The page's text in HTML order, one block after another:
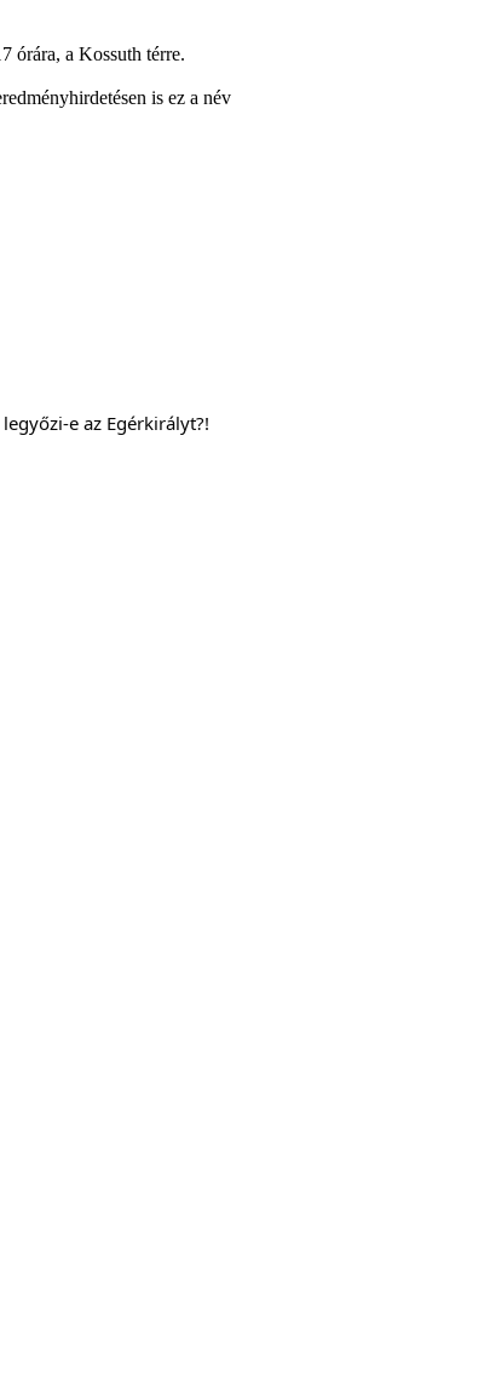
órára, a Kossuth térre.
is ez a név
e az Egérkirályt?!